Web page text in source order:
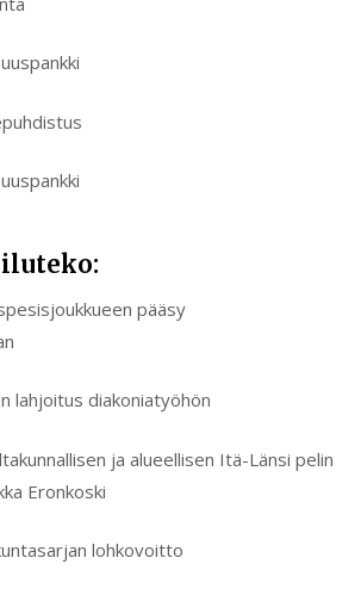
pääsy
lahjoitus diakoniatyöhön
ja alueellisen Itä-Länsi pelin
Eronkoski
lohkovoitto